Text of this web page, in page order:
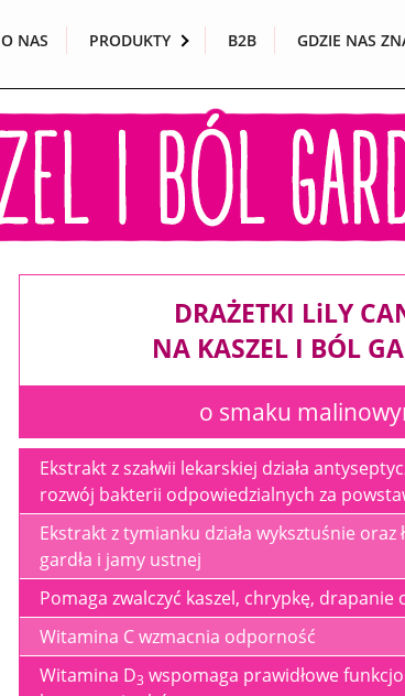
O NAS PRODUKTY B2B GDZIE NAS
DRAŻETKI LiLY
NA KASZEL I BÓL
o smaku
Ekstrakt z szałwii lekarskiej działa
rozwój bakterii odpowiedzialnych za
Ekstrakt z tymianku działa wyksztuśnie oraz
gardła i jamy ustnej
Pomaga zwalczyć kaszel, chrypkę, drapanie
Witamina C wzmacnia odporność
Witamina D3 wspomaga prawidłowe